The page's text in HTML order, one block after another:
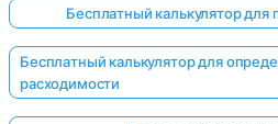
Бесплатный калькулятор для
Бесплатный калькулятор для
расходимости